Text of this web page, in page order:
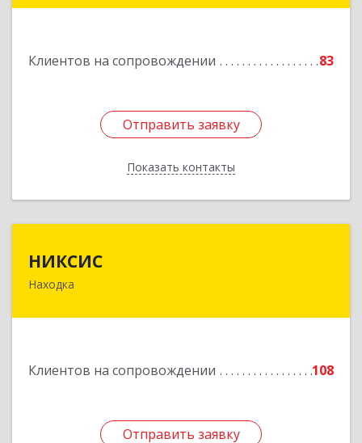
Клиентов на сопровождении 83
Отправить заявку
Показать контакты
Подробнее
Отправить заявку
Назад
НИКСИС
Находка
Клиентов на сопровождении 108
Отправить заявку
Отправить заявку